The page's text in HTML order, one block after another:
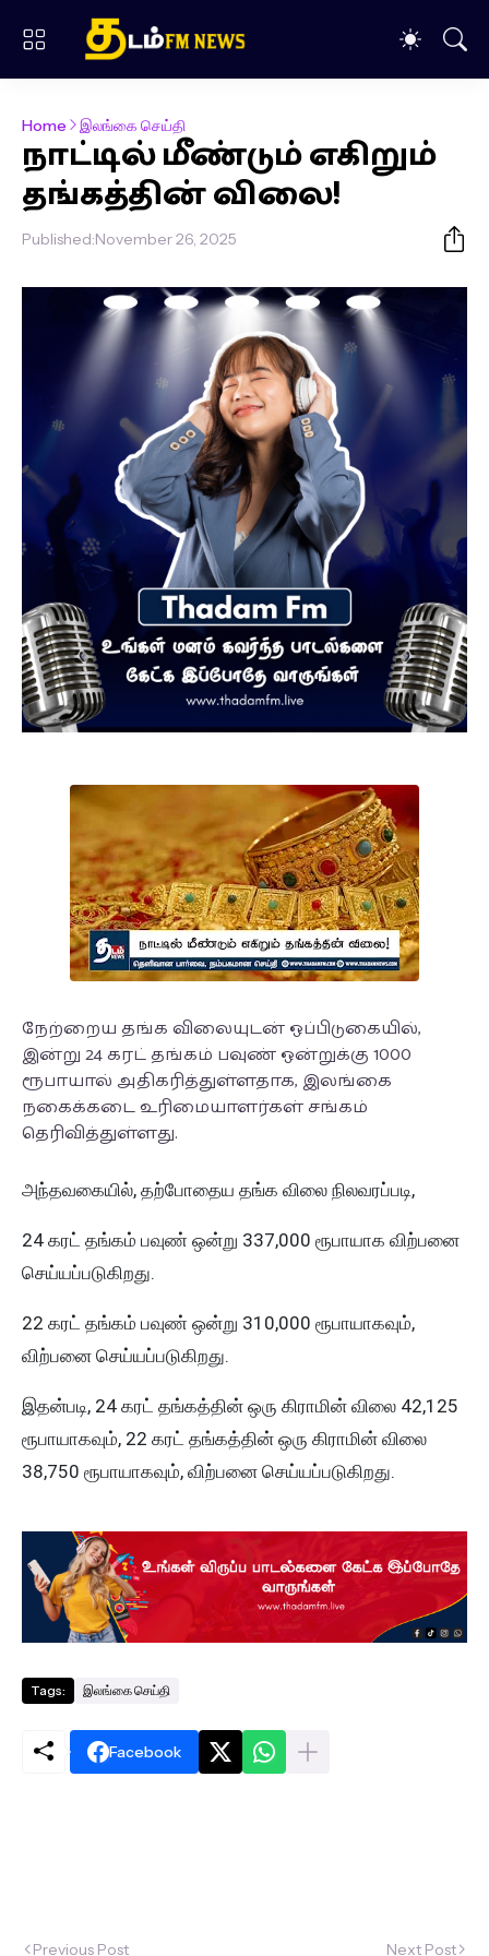
Home இலங்கை செய்தி
நாட்டில் மீண்டும் எகிறும்
தங்கத்தின் விலை!
Published:November 26, 2025
நேற்றைய தங்க விலையுடன் ஒப்பிடுகையில்,
இன்று 24 கரட் தங்கம் பவுண் ஒன்றுக்கு 1000
ரூபாயால் அதிகரித்துள்ளதாக, இலங்கை
நகைக்கடை உரிமையாளர்கள் சங்கம்
தெரிவித்துள்ளது.
அந்தவகையில், தற்போதைய தங்க விலை நிலவரப்படி,
24 கரட் தங்கம் பவுண் ஒன்று 337,000 ரூபாயாக விற்பனை
செய்யப்படுகிறது.
22 கரட் தங்கம் பவுண் ஒன்று 310,000 ரூபாயாகவும்,
விற்பனை செய்யப்படுகிறது.
இதன்படி, 24 கரட் தங்கத்தின் ஒரு கிராமின் விலை 42,125
ரூபாயாகவும், 22 கரட் தங்கத்தின் ஒரு கிராமின் விலை
38,750 ரூபாயாகவும், விற்பனை செய்யப்படுகிறது.
Tags: இலங்கை செய்தி
Facebook
Previous Post Next Post